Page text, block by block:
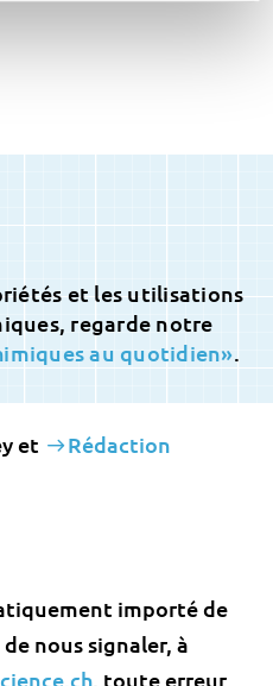
et les utilisations
regarde notre
au quotidien».
et
Rédaction
importé de
nous signaler, à
, toute erreur